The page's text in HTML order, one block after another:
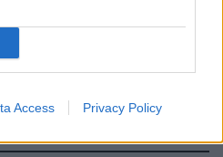
Access Privacy Policy
VOCALI
il tour